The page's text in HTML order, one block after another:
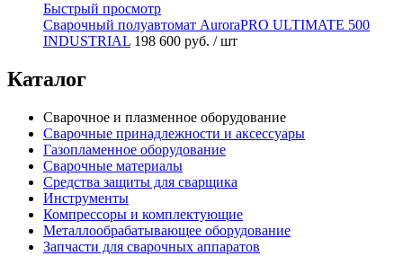
Быстрый просмотр
Сварочный полуавтомат AuroraPRO ULTIMATE 500
INDUSTRIAL 198 600 руб. / шт
Каталог
Сварочное и плазменное оборудование
Сварочные принадлежности и аксессуары
Газопламенное оборудование
Сварочные материалы
Средства защиты для сварщика
Инструменты
Компрессоры и комплектующие
Металлообрабатывающее оборудование
Запчасти для сварочных аппаратов